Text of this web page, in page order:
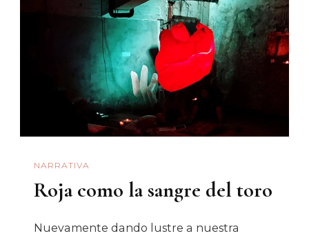
Que
Mira
Hacia
Adentro
NARRATIVA
Roja como la sangre del toro
Nuevamente dando lustre a nuestra